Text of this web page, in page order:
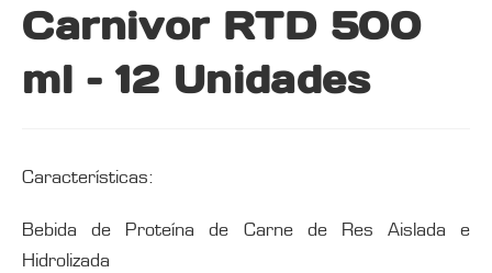
Carnivor RTD 500
ml – 12 Unidades
Características:
Bebida de Proteína de Carne de Res Aislada e
Hidrolizada